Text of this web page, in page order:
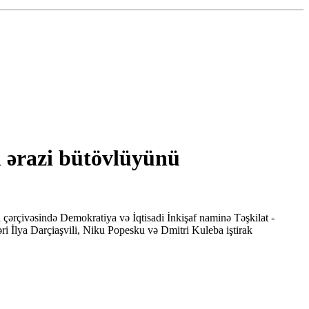
ərazi bütövlüyünü
Demokratiya və İqtisadi İnkişaf naminə Təşkilat -
İlya Darçiaşvili, Niku Popesku və Dmitri Kuleba iştirak